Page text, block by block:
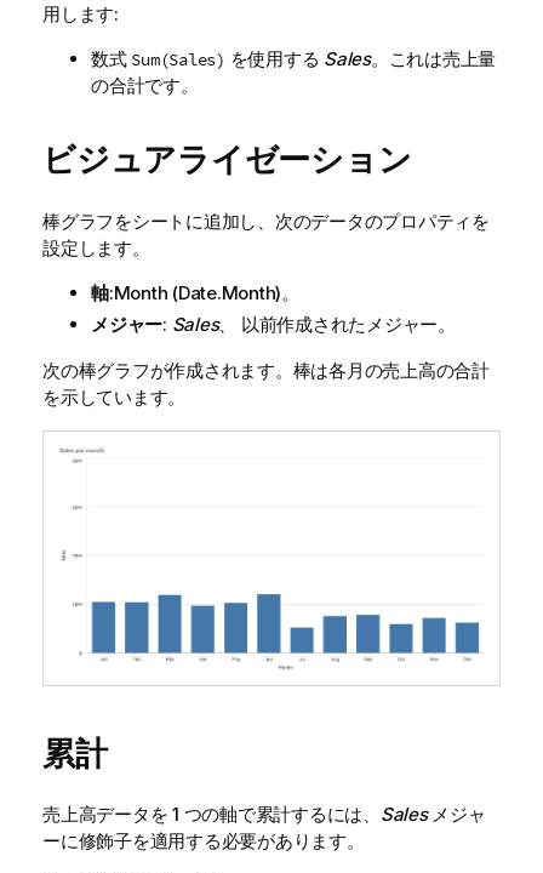
用します:
数式 Sum(Sales) を使用する Sales。これは売上量
の合計です。
ビジュアライゼーション
棒グラフをシートに追加し、次のデータのプロパティを
設定します。
軸:Month (Date.Month)。
メジャー: Sales、 以前作成されたメジャー。
次の棒グラフが作成されます。棒は各月の売上高の合計
を示しています。
累計
売上高データを 1 つの軸で累計するには、 Salesメジャ
ーに修飾子を適用する必要があります。